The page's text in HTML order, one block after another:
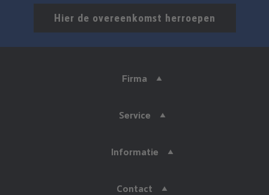
Hier de overeenkomst herroepen
Firma
Service
Informatie
Contact